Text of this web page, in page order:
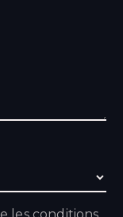
les conditions